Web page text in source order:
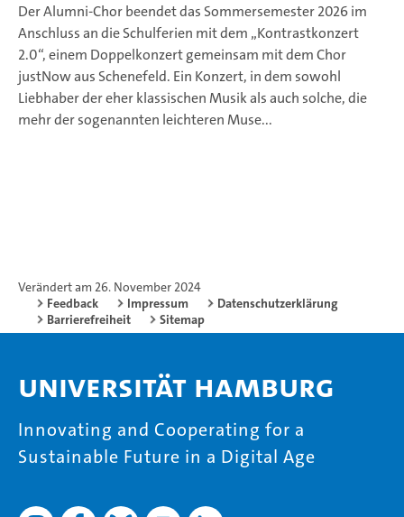
Der Alumni-Chor beendet das Sommersemester 2026 im
Anschluss an die Schulferien mit dem „Kontrastkonzert
2.0“, einem Doppelkonzert gemeinsam mit dem Chor
justNow aus Schenefeld. Ein Konzert, in dem sowohl
Liebhaber der eher klassischen Musik als auch solche, die
mehr der sogenannten leichteren Muse...
Verändert am 26. November 2024
Feedback
Impressum
Datenschutzerklärung
Barrierefreiheit
Sitemap
Universität Hamburg
Innovating and Cooperating for a
Sustainable Future in a Digital Age